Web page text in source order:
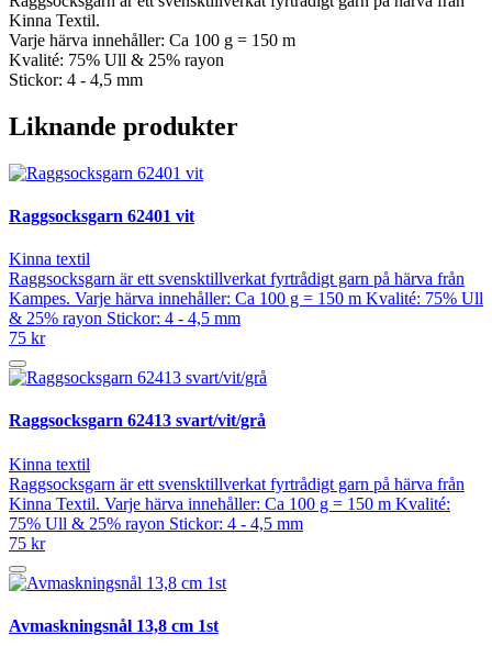
Kinna Textil.
Varje härva innehåller: Ca 100 g = 150 m
Kvalité: 75% Ull & 25% rayon
Stickor: 4 - 4,5 mm
Liknande produkter
Raggsocksgarn 62401 vit
Kinna textil
Raggsocksgarn är ett svensktillverkat fyrtrådigt garn på härva från
Kampes. Varje härva innehåller: Ca 100 g = 150 m Kvalité: 75% Ull
& 25% rayon Stickor: 4 - 4,5 mm
75 kr
Raggsocksgarn 62413 svart/vit/grå
Kinna textil
Raggsocksgarn är ett svensktillverkat fyrtrådigt garn på härva från
Kinna Textil. Varje härva innehåller: Ca 100 g = 150 m Kvalité:
75% Ull & 25% rayon Stickor: 4 - 4,5 mm
75 kr
Avmaskningsnål 13,8 cm 1st